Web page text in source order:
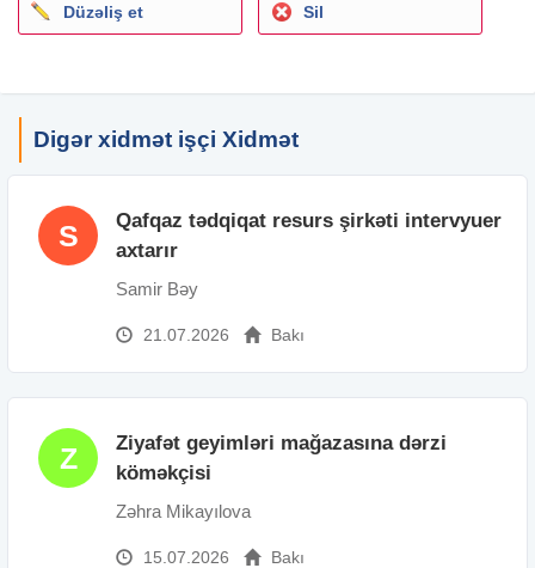
Düzəliş et Sil
Digər xidmət işçi Xidmət
S
Qafqaz tədqiqat resurs şirkəti intervyuer
axtarır
Samir Bəy
21.07.2026 Bakı
Z
Ziyafət geyimləri mağazasına dərzi
köməkçisi
Zəhra Mikayılova
15.07.2026 Bakı